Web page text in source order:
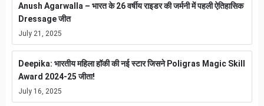
Anush Agarwalla – भारत के 26 वर्षीय राइडर की जर्मनी में पहली ऐतिहासिक
Dressage जीत
July 21, 2025
Deepika: भारतीय महिला हॉकी की नई स्टार जिसने Poligras Magic Skill
Award 2024-25 जीता!
July 16, 2025